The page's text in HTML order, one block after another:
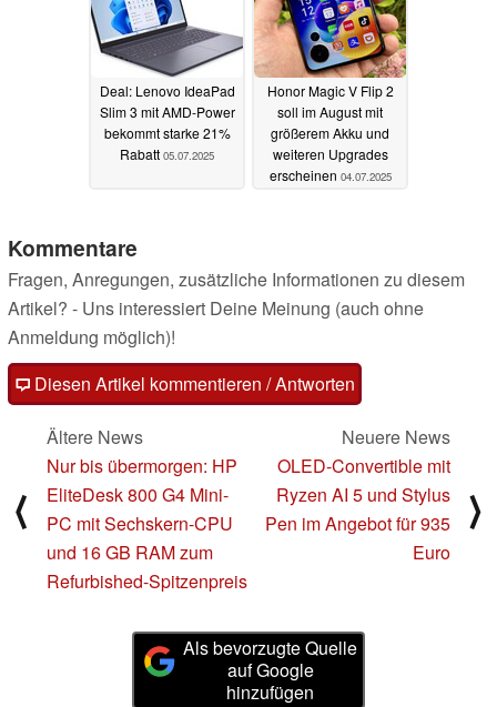
Deal: Lenovo IdeaPad
Slim 3 mit AMD-Power
bekommt starke 21%
Rabatt 05.07.2025
Honor Magic V Flip 2
soll im August mit
größerem Akku und
weiteren Upgrades
erscheinen 04.07.2025
Kommentare
Fragen, Anregungen, zusätzliche Informationen zu diesem
Artikel? - Uns interessiert Deine Meinung (auch ohne
Anmeldung möglich)!
Diesen Artikel kommentieren / Antworten
⟨
Ältere News
Nur bis übermorgen: HP
EliteDesk 800 G4 Mini-
PC mit Sechskern-CPU
und 16 GB RAM zum
Refurbished-Spitzenpreis
Neuere News
OLED-Convertible mit
Ryzen AI 5 und Stylus
Pen im Angebot für 935
Euro
⟩
Als bevorzugte Quelle
auf Google
hinzufügen